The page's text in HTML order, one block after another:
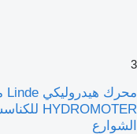
3
الشوارع